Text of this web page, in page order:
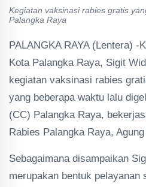
Kegiatan vaksinasi rabies gratis
Palangka Raya
PALANGKA RAYA (Lentera) -
Kota Palangka Raya, Sigit
kegiatan vaksinasi rabies
yang beberapa waktu lalu
(CC) Palangka Raya,
Rabies Palangka Raya,
Sebagaimana disampaikan
merupakan bentuk pelayanan